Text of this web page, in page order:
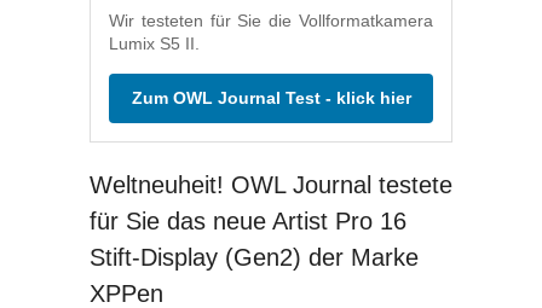
Wir testeten für Sie die Vollformatkamera
Lumix S5 II.
Zum OWL Journal Test - klick hier
Weltneuheit! OWL Journal testete
für Sie das neue Artist Pro 16
Stift-Display (Gen2) der Marke
XPPen